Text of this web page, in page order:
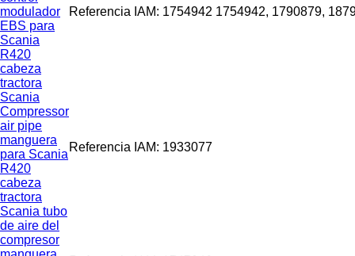
modulador
EBS para
Scania
R420
cabeza
tractora
Referencia IAM: 1754942 1754942, 1790879,
Scania
Compressor
air pipe
manguera
para Scania
R420
cabeza
tractora
Referencia IAM: 1933077
Scania tubo
de aire del
compresor